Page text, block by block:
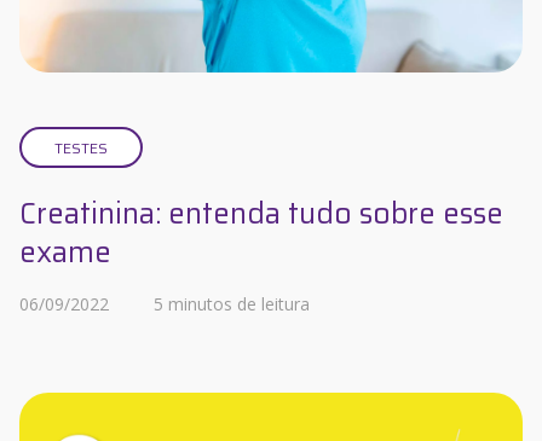
TESTES
Creatinina: entenda tudo sobre esse
exame
06/09/2022 5 minutos de leitura